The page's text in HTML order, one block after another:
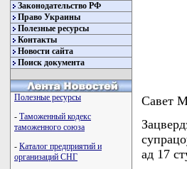
Законодательство РФ
Право Украины
Полезные ресурсы
Контакты
Новости сайта
Поиск документа
Полезные ресурсы
- Таможенный кодекс
таможенного союза
- Каталог предприятий и
организаций СНГ
Савет
ад 17